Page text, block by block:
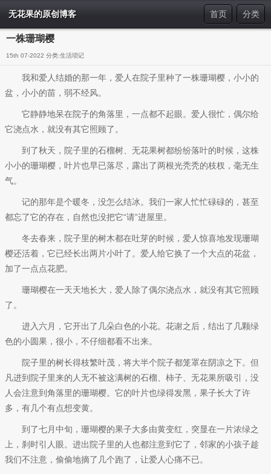
无花果的原创博客 分类
首页
一株珊瑚樱
15th 07-2022 分类:生活琐记
我和爱人结婚的那一年，爱人在院子里种了一株珊瑚樱，小小的
盆，小小的苗，弱不经风。
它静静地呆在院子的角落里，一点都不起眼。爱人很忙，偶尔给
它浇点水，就没有其它照顾了。
到了秋天，院子里的石榴树、无花果树都纷纷落叶的时候，这株
小小的珊瑚樱，叶片也早已落尽，露出了两根光秃秃的枝杈，毫无生
气。
记的那年是个暖冬，没怎么结冰。我们一家人忙忙碌碌的，甚至
都忘了它的存在，自然也没把它“请”进屋里。
冬去春来，院子里的树木都在吐芽的时候，爱人惊喜地发现珊瑚
樱还活着，它已经长出两片小叶了。爱人给它换了一个大点的花盆，
加了一点点花肥。
珊瑚樱在一天天地长大，爱人除了偶尔浇点水，就没有其它照顾
了。
进入六月，它开出了几朵白色的小花。花谢之后，结出了几颗绿
色的小圆果，很小，不仔细都看不出来。
院子里的树长得枝繁叶茂，将大半个院子都笼罩在阴凉之下。但
凡进到院子里来的人无不被这满树的石榴、柿子、无花果所吸引，没
人会注意到角落里的珊瑚樱。它的叶片也绿得发黑，果子长大了许
多，有几个有点想变黄。
到了七月中旬，珊瑚樱的果子大多由黄变红，突显在一片浓绿之
上，刹时引人眼。进出院子里的人也都注意到它了，邻家的小孩子趁
我们不注意，偷偷地摘了几个跑了，让爱人心痛不已。